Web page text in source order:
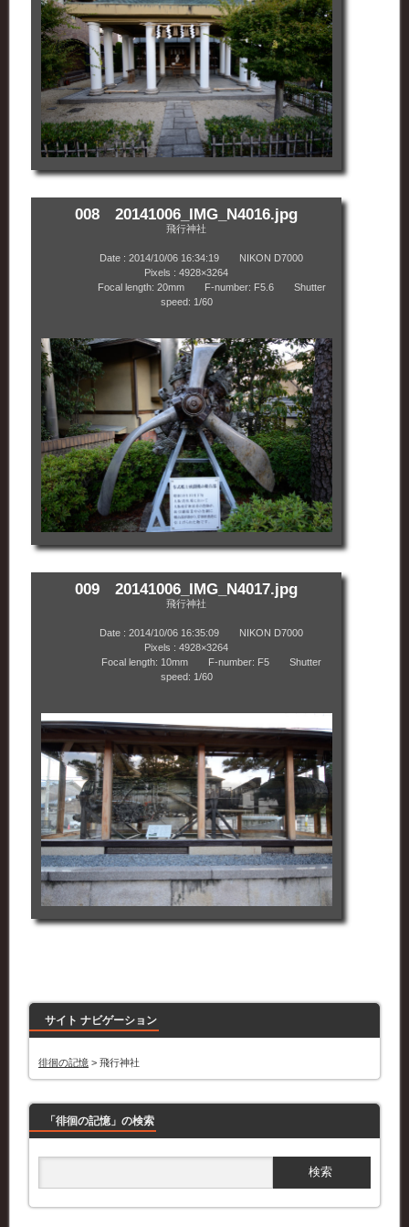
008 20141006_IMG_N4016.jpg
飛行神社
Date : 2014/10/06 16:34:19 NIKON D7000
Pixels : 4928×3264
Focal length: 20mm F-number: F5.6 Shutter
speed: 1/60
009 20141006_IMG_N4017.jpg
飛行神社
Date : 2014/10/06 16:35:09 NIKON D7000
Pixels : 4928×3264
Focal length: 10mm F-number: F5 Shutter
speed: 1/60
サイト ナビゲーション
徘徊の記憶 > 飛行神社
「徘徊の記憶」の検索